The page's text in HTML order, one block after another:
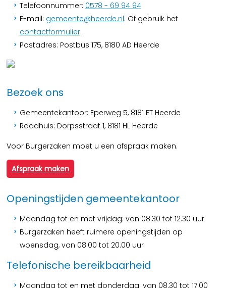
Telefoonnummer: 0578 - 69 94 94
E-mail: gemeente@heerde.nl. Of gebruik het
contactformulier.
Postadres: Postbus 175, 8180 AD Heerde
Bezoek ons
Gemeentekantoor: Eperweg 5, 8181 ET Heerde
Raadhuis: Dorpsstraat 1, 8181 HL Heerde
Voor Burgerzaken moet u een afspraak maken.
Afspraak maken
Openingstijden gemeentekantoor
Maandag tot en met vrijdag: van 08.30 tot 12.30 uur
Burgerzaken heeft ruimere openingstijden op
woensdag, van 08.00 tot 20.00 uur
Telefonische bereikbaarheid
Maandag tot en met donderdag: van 08.30 tot 17.00